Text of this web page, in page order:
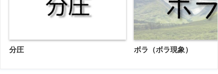
分圧 ボラ（ボラ現象）